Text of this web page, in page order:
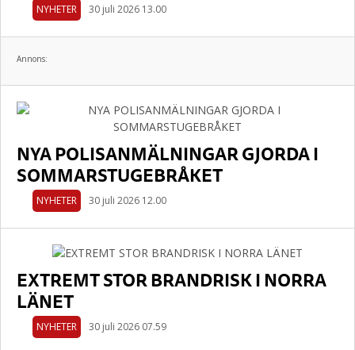
NYHETER 30 juli 2026 13.00
Annons:
NYA POLISANMÄLNINGAR GJORDA I
SOMMARSTUGEBRÅKET
NYHETER 30 juli 2026 12.00
EXTREMT STOR BRANDRISK I NORRA
LÄNET
NYHETER 30 juli 2026 07.59